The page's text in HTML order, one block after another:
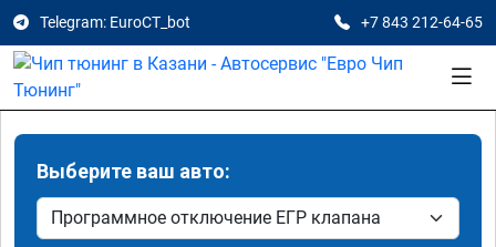
Telegram: EuroCT_bot +7 843 212-64-65
Выберите ваш авто: